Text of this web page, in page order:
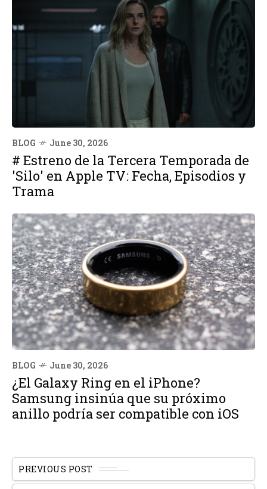
BLOG June 30, 2026
# Estreno de la Tercera Temporada de
'Silo' en Apple TV: Fecha, Episodios y
Trama
BLOG June 30, 2026
¿El Galaxy Ring en el iPhone?
Samsung insinúa que su próximo
anillo podría ser compatible con iOS
PREVIOUS POST